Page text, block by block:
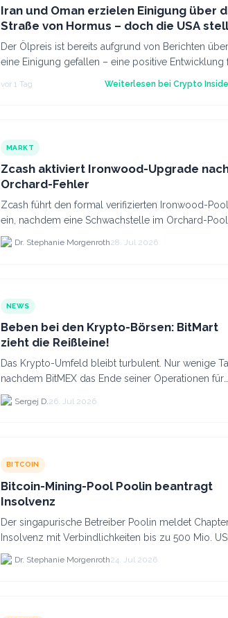
Iran und Oman erzielen Einigung über
Straße von Hormus – doch die USA
sich quer
Der Ölpreis ist bereits aufgrund von Berichten über
eine Einigung gefallen – eine positive Entwicklung
vor 1 Tag Weiterlesen bei Crypto
MARKT
Zcash aktiviert Ironwood-Upgrade
Orchard-Fehler
Zcash führt den formal verifizierten Ironwood-Pool
ein, nachdem eine Schwachstelle im Orchard-Pool
die Erstellung gefälschter ZEC-Token ermöglichte.
Dr. Stephanie Morgenroth28. Jul 2026
NEWS
Beben bei den Krypto-Börsen: BitMart
zieht die Reißleine!
Das Krypto-Umfeld bleibt turbulent. Nur wenige
nachdem BitMEX das Ende seiner Operationen für
September 2026 bekannt gegeben hat, zieht nun
nächste gr...
Sergej D. 26. Jul 2026
BITCOIN
Bitcoin-Mining-Pool Poolin beantragt
Insolvenz
Der singapurische Betreiber Poolin meldet Chapter
Insolvenz mit Verbindlichkeiten bis zu 500 Mio.
und plant den Verkauf zweier Texas-Standorte für.
Dr. Stephanie Morgenroth24. Jul 2026